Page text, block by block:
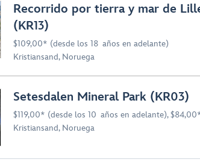
Recorrido por tierra y mar de
(KR13)
$109,00* (desde los 18 años en adelante)
Kristiansand, Noruega
Setesdalen Mineral Park (KR03)
$119,00* (desde los 10 años en adelante),
Kristiansand, Noruega